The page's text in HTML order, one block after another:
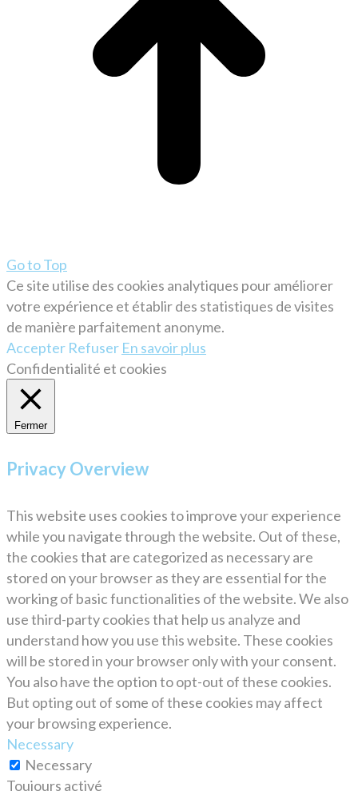
Go to Top
Ce site utilise des cookies analytiques pour améliorer
votre expérience et établir des statistiques de visites
de manière parfaitement anonyme.
Accepter Refuser En savoir plus
Confidentialité et cookies
Fermer
Privacy Overview
This website uses cookies to improve your experience
while you navigate through the website. Out of these,
the cookies that are categorized as necessary are
stored on your browser as they are essential for the
working of basic functionalities of the website. We also
use third-party cookies that help us analyze and
understand how you use this website. These cookies
will be stored in your browser only with your consent.
You also have the option to opt-out of these cookies.
But opting out of some of these cookies may affect
your browsing experience.
Necessary
Necessary
Toujours activé